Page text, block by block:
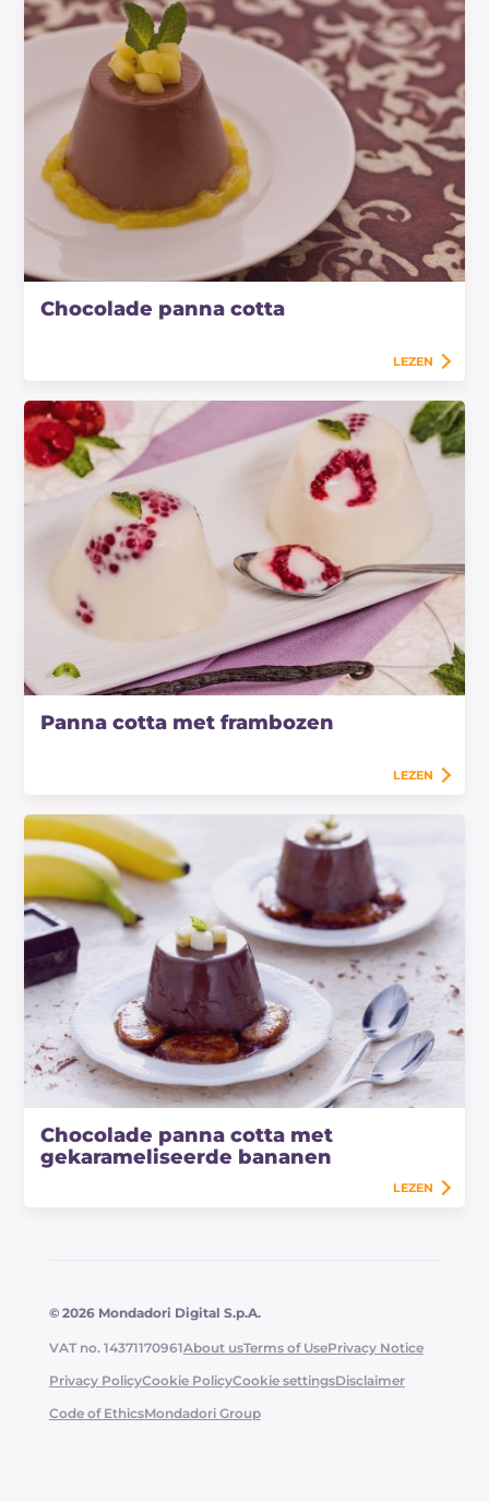
Chocolade panna cotta
LEZEN
Panna cotta met frambozen
LEZEN
Chocolade panna cotta met
gekarameliseerde bananen
LEZEN
© 2026 Mondadori Digital S.p.A.
VAT no. 14371170961About usTerms of UsePrivacy Notice
Privacy PolicyCookie PolicyCookie settingsDisclaimer
Code of EthicsMondadori Group